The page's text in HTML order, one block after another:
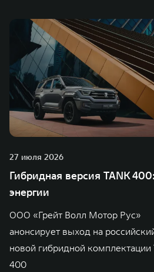
27 июля 2026
Гибридная версия TANK
энергии
ООО «Грейт Волл Мотор Рус»
анонсирует выход на
новой гибридной комплектации
400